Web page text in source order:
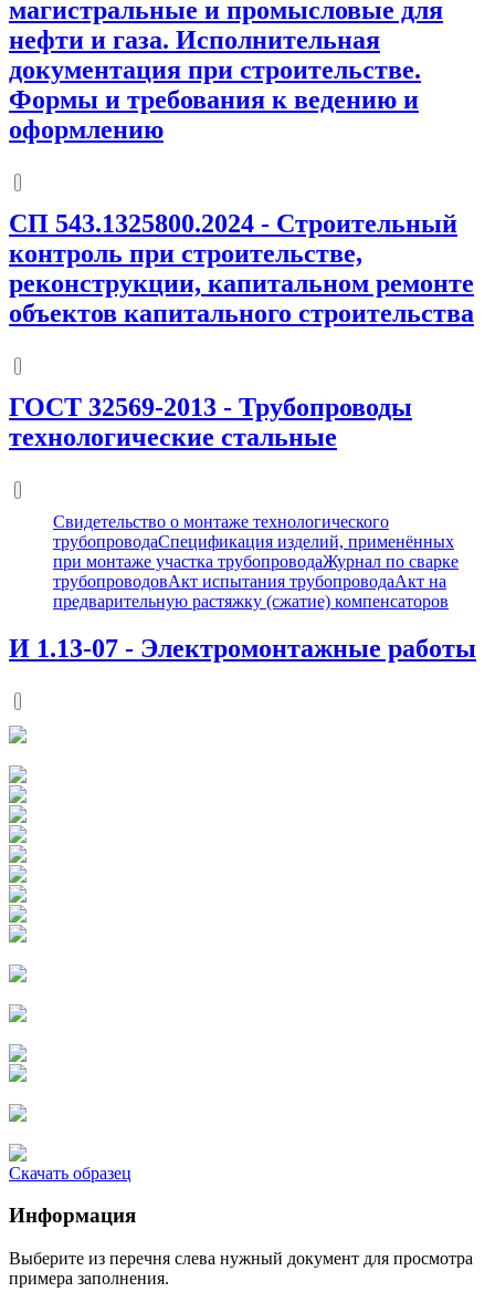
магистральные и промысловые для
нефти и газа. Исполнительная
документация при строительстве.
Формы и требования к ведению и
оформлению
СП 543.1325800.2024 - Строительный
контроль при строительстве,
реконструкции, капитальном ремонте
объектов капитального строительства
ГОСТ 32569-2013 - Трубопроводы
технологические стальные
Свидетельство о монтаже технологического
трубопроводаСпецификация изделий, применённых
при монтаже участка трубопроводаЖурнал по сварке
трубопроводовАкт испытания трубопроводаАкт на
предварительную растяжку (сжатие) компенсаторов
И 1.13-07 - Электромонтажные работы
Скачать образец
Информация
Выберите из перечня слева нужный документ для просмотра
примера заполнения.